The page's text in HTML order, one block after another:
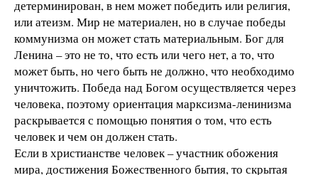
детерминирован, в нем может победить или религия,
или атеизм. Мир не материален, но в случае победы
коммунизма он может стать материальным. Бог для
Ленина – это не то, что есть или чего нет, а то, что
может быть, но чего быть не должно, что необходимо
уничтожить. Победа над Богом осуществляется через
человека, поэтому ориентация марксизма-ленинизма
раскрывается с помощью понятия о том, что есть
человек и чем он должен стать.
Если в христианстве человек – участник обожения
мира, достижения Божественного бытия, то скрытая